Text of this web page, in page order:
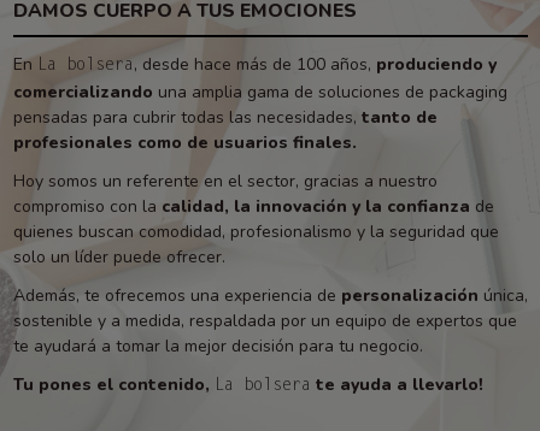
DAMOS CUERPO A TUS EMOCIONES
En La bolsera , desde hace más de 100 años, produciendo y
comercializando una amplia gama de soluciones de packaging
pensadas para cubrir todas las necesidades, tanto de
profesionales como de usuarios finales.
Hoy somos un referente en el sector, gracias a nuestro
compromiso con la calidad, la innovación y la confianza de
quienes buscan comodidad, profesionalismo y la seguridad que
solo un líder puede ofrecer.
Además, te ofrecemos una experiencia de personalización única,
sostenible y a medida, respaldada por un equipo de expertos que
te ayudará a tomar la mejor decisión para tu negocio.
Tu pones el contenido, La bolsera te ayuda a llevarlo!